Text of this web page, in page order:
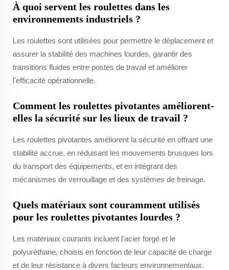
À quoi servent les roulettes dans les
environnements industriels ?
Les roulettes sont utilisées pour permettre le déplacement et
assurer la stabilité des machines lourdes, garantir des
transitions fluides entre postes de travail et améliorer
l'efficacité opérationnelle.
Comment les roulettes pivotantes améliorent-
elles la sécurité sur les lieux de travail ?
Les roulettes pivotantes améliorent la sécurité en offrant une
stabilité accrue, en réduisant les mouvements brusques lors
du transport des équipements, et en intégrant des
mécanismes de verrouillage et des systèmes de freinage.
Quels matériaux sont couramment utilisés
pour les roulettes pivotantes lourdes ?
Les matériaux courants incluent l'acier forgé et le
polyuréthane, choisis en fonction de leur capacité de charge
et de leur résistance à divers facteurs environnementaux.